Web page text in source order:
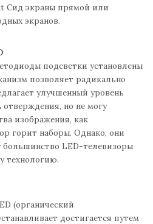
Сид экраны прямой или
экранов.
подсветки установлены
позволяет радикально
улучшенный уровень
но не могу
изображения, как
горит наборы. Однако, они
большинство LED-телевизоры
технологию.
(органический
достигается путем